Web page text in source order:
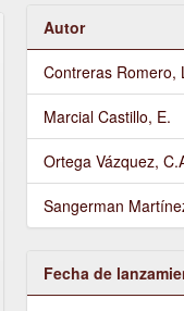
Autor
Contreras Romero,
Marcial Castillo, E.
Ortega Vázquez,
Sangerman
Fecha de